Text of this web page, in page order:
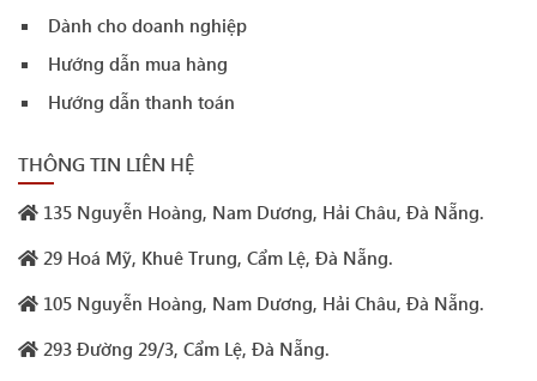
Dành cho doanh nghiệp
Hướng dẫn mua hàng
Hướng dẫn thanh toán
THÔNG TIN LIÊN HỆ
135 Nguyễn Hoàng, Nam Dương, Hải Châu, Đà Nẵng.
29 Hoá Mỹ, Khuê Trung, Cẩm Lệ, Đà Nẵng.
105 Nguyễn Hoàng, Nam Dương, Hải Châu, Đà Nẵng.
293 Đường 29/3, Cẩm Lệ, Đà Nẵng.